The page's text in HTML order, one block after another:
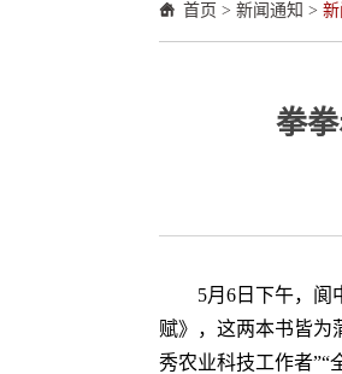
首页 > 新闻通知 >
拳
5月6日下午，阆
赋》，这两本书皆为
秀农业科技工作者”“